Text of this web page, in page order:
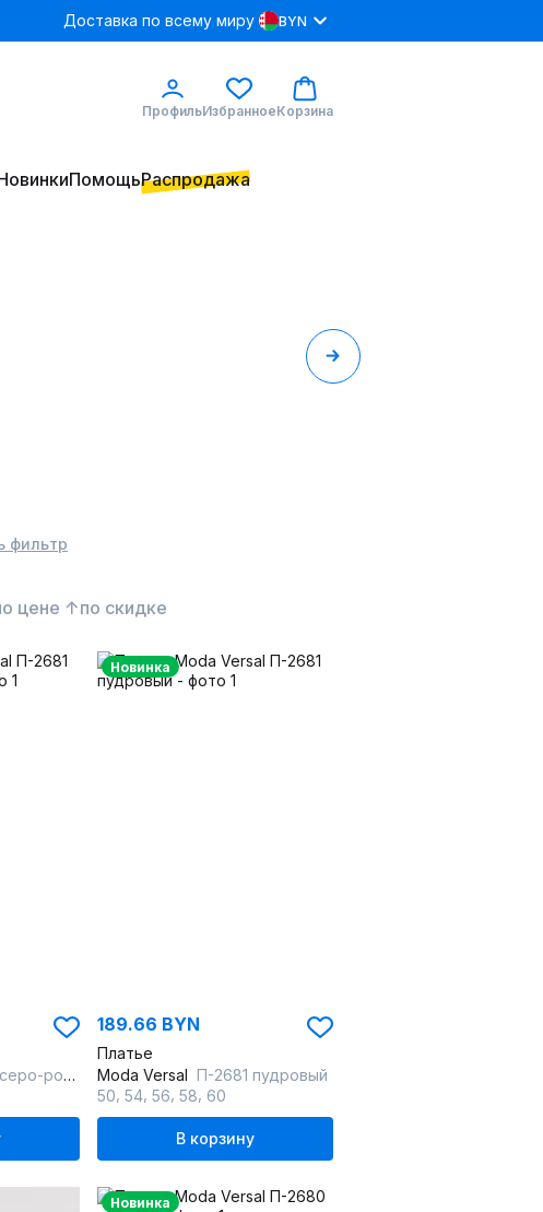
Доставка по всему миру BYN
ПрофильИзбранноеКорзина
ПомощьРаспродажа
фильтр
цене ↑по скидке
розовый
Новинка
189.66 BYN
Платье
Moda Versal П-2681 пудровый
50 54 56 58 60
В корзину
Новинка